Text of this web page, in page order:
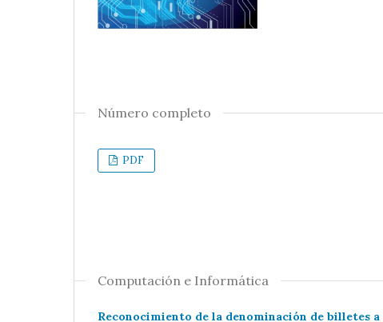
Número completo
PDF
Computación e Informática
Reconocimiento de la denominación de billetes